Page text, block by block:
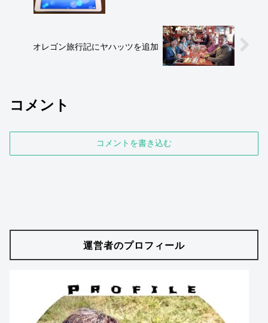
オレゴン旅行記にヤハッツを追加
コメント
コメントを書き込む
運営者のプロフィール